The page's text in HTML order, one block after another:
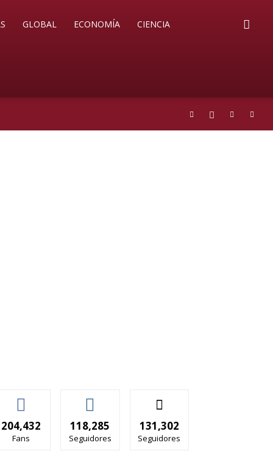
GLOBAL ECONOMÍA CIENCIA
204,432
Fans
118,285
Seguidores
131,302
Seguidores